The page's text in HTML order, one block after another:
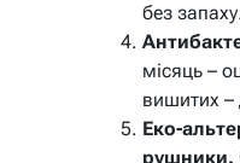
без
місяць –
вишитих –
Еко-
рушники.